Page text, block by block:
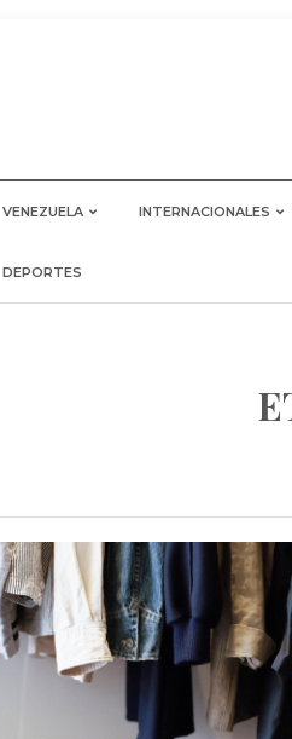
VENEZUELA INTERNACIONALES
DEPORTES